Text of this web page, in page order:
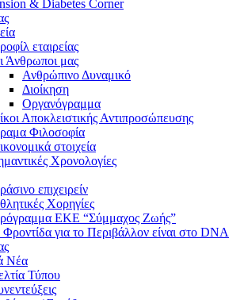
& Diabetes Corner
εταιρείας
Άνθρωποι μας
Ανθρώπινο Δυναμικό
Διοίκηση
Οργανόγραμμα
Αποκλειστικής Αντιπροσώπευσης
Φιλοσοφία
στοιχεία
Χρονολογίες
επιχειρείν
Χορηγίες
ΕΚΕ “Σύμμαχος Ζωής”
για το Περιβάλλον είναι στο DNA
Νέα
Τύπου